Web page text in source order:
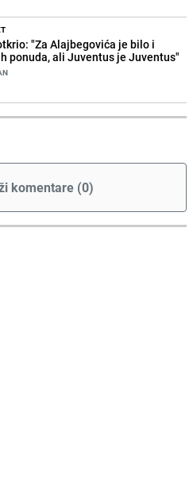
"Za Alajbegovića je bilo i
ponuda, ali Juventus je Juventus"
komentare (0)